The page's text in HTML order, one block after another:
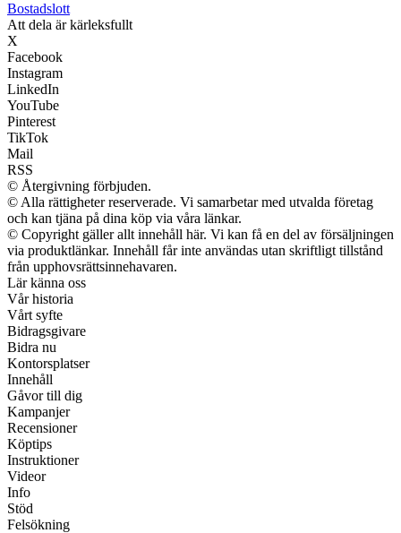
Bostadslott
Att dela är kärleksfullt
X
Facebook
Instagram
LinkedIn
YouTube
Pinterest
TikTok
Mail
RSS
© Återgivning förbjuden.
© Alla rättigheter reserverade. Vi samarbetar med utvalda företag
och kan tjäna på dina köp via våra länkar.
© Copyright gäller allt innehåll här. Vi kan få en del av försäljningen
via produktlänkar. Innehåll får inte användas utan skriftligt tillstånd
från upphovsrättsinnehavaren.
Lär känna oss
Vår historia
Vårt syfte
Bidragsgivare
Bidra nu
Kontorsplatser
Innehåll
Gåvor till dig
Kampanjer
Recensioner
Köptips
Instruktioner
Videor
Info
Stöd
Felsökning